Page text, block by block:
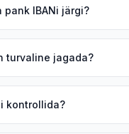
pank IBANi järgi?
turvaline jagada?
kontrollida?